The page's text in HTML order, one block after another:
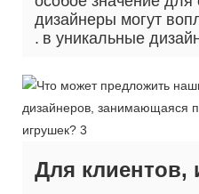
дизайнеры могут
в уникальные
.
Для